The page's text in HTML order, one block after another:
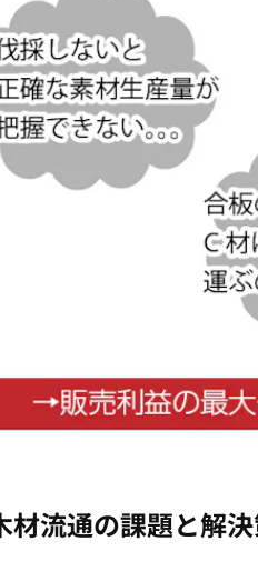
材流通の課題と解